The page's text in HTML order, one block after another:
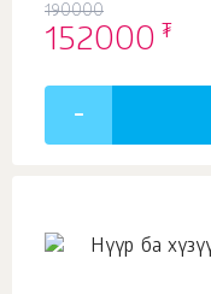
190000
152000 ₮